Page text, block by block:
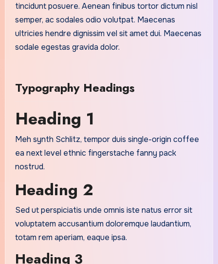
tincidunt posuere. Aenean finibus tortor dictum nisl
semper, ac sodales odio volutpat. Maecenas
ultricies hendre dignissim vel sit amet dui. Maecenas
sodale egestas gravida dolor.
Typography Headings
Heading 1
Meh synth Schlitz, tempor duis single-origin coffee
ea next level ethnic fingerstache fanny pack
nostrud.
Heading 2
Sed ut perspiciatis unde omnis iste natus error sit
voluptatem accusantium doloremque laudantium,
totam rem aperiam, eaque ipsa.
Heading 3